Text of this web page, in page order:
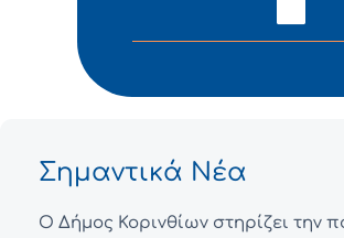
Σημαντικά Νέα
Ο Δήμος Κορινθίων στηρίζει την